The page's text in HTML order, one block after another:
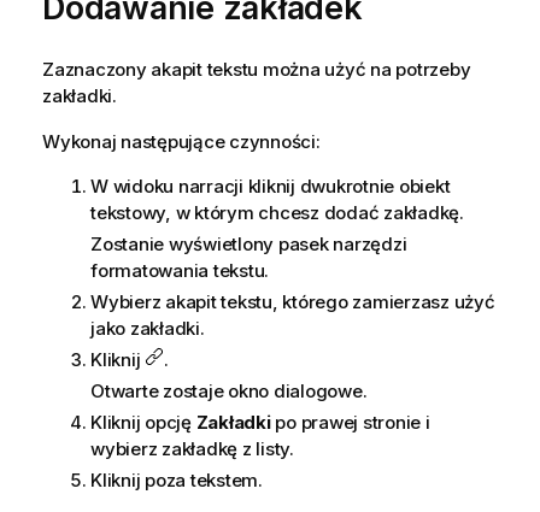
Zaznaczony akapit tekstu można użyć na potrzeby
zakładki.
Wykonaj następujące czynności:
W widoku narracji kliknij dwukrotnie obiekt
tekstowy, w którym chcesz dodać zakładkę.
Zostanie wyświetlony pasek narzędzi
formatowania tekstu.
Wybierz akapit tekstu, którego zamierzasz użyć
jako zakładki.
Kliknij
.
Otwarte zostaje okno dialogowe.
Kliknij opcję Zakładkipo prawej stronie i
wybierz zakładkę z listy.
Kliknij poza tekstem.